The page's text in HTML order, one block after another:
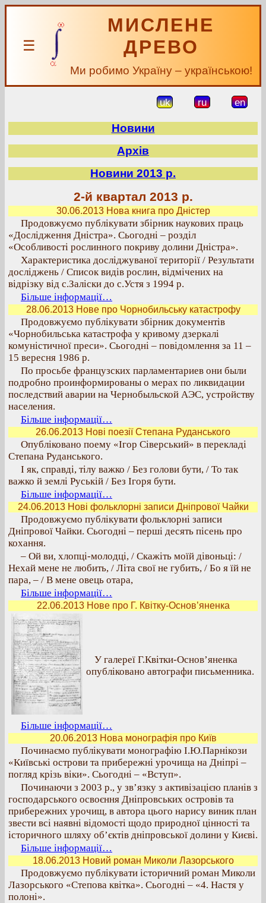
☰
МИСЛЕНЕ
ДРЕВО
Ми робимо Україну – українською!
uk ru en
Новини
Архів
Новини 2013 р.
2-й квартал 2013 р.
30.06.2013 Нова книга про Дністер
Продовжуємо публікувати збірник наукових праць
«Дослідження Дністра». Сьогодні – розділ
«Особливості рослинного покриву долини Дністра».
Характеристика досліджуваної території / Результати
досліджень / Список видів рослин, відмічених на
відрізку від с.Заліски до с.Устя з 1994 р.
Більше інформації…
28.06.2013 Нове про Чорнобильську катастрофу
Продовжуємо публікувати збірник документів
«Чорнобильська катастрофа у кривому дзеркалі
комуністичної преси». Сьогодні – повідомлення за 11 –
15 вересня 1986 р.
По просьбе французских парламентариев они были
подробно проинформированы о мерах по ликвидации
последствий аварии на Чернобыльской АЭС, устройству
населения.
Більше інформації…
26.06.2013 Нові поезії Степана Руданського
Опубліковано поему «Ігор Сіверський» в перекладі
Степана Руданського.
І як, справді, тілу важко / Без голови бути, / То так
важко й землі Руській / Без Ігоря бути.
Більше інформації…
24.06.2013 Нові фольклорні записи Дніпрової Чайки
Продовжуємо публікувати фольклорні записи
Дніпрової Чайки. Сьогодні – перші десять пісень про
кохання.
– Ой ви, хлопці-молодці, / Скажіть моїй дівоньці: /
Нехай мене не любить, / Літа свої не губить, / Бо я їй не
пара, – / В мене овець отара,
Більше інформації…
22.06.2013 Нове про Г. Квітку-Основ’яненка
У галереї Г.Квітки-Основ’яненка
опубліковано автографи письменника.
Більше інформації…
20.06.2013 Нова монографія про Київ
Починаємо публікувати монографію І.Ю.Парнікози
«Київські острови та прибережні урочища на Дніпрі –
погляд крізь віки». Сьогодні – «Вступ».
Починаючи з 2003 р., у зв’язку з активізацією планів з
господарського освоєння Дніпровських островів та
прибережних урочищ, в автора цього нарису виник план
звести всі наявні відомості щодо природної цінності та
історичного шляху об’єктів дніпровської долини у Києві.
Більше інформації…
18.06.2013 Новий роман Миколи Лазорського
Продовжуємо публікувати історичний роман Миколи
Лазорського «Степова квітка». Сьогодні – «4. Настя у
полоні».